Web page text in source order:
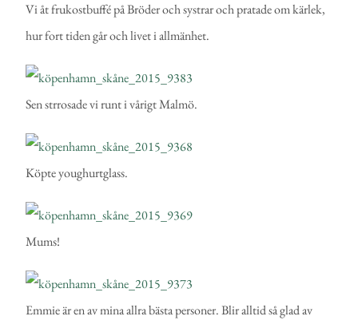
Vi åt frukostbuffé på Bröder och systrar och pratade om kärlek,
hur fort tiden går och livet i allmänhet.
Sen strrosade vi runt i vårigt Malmö.
Köpte youghurtglass.
Mums!
Emmie är en av mina allra bästa personer. Blir alltid så glad av